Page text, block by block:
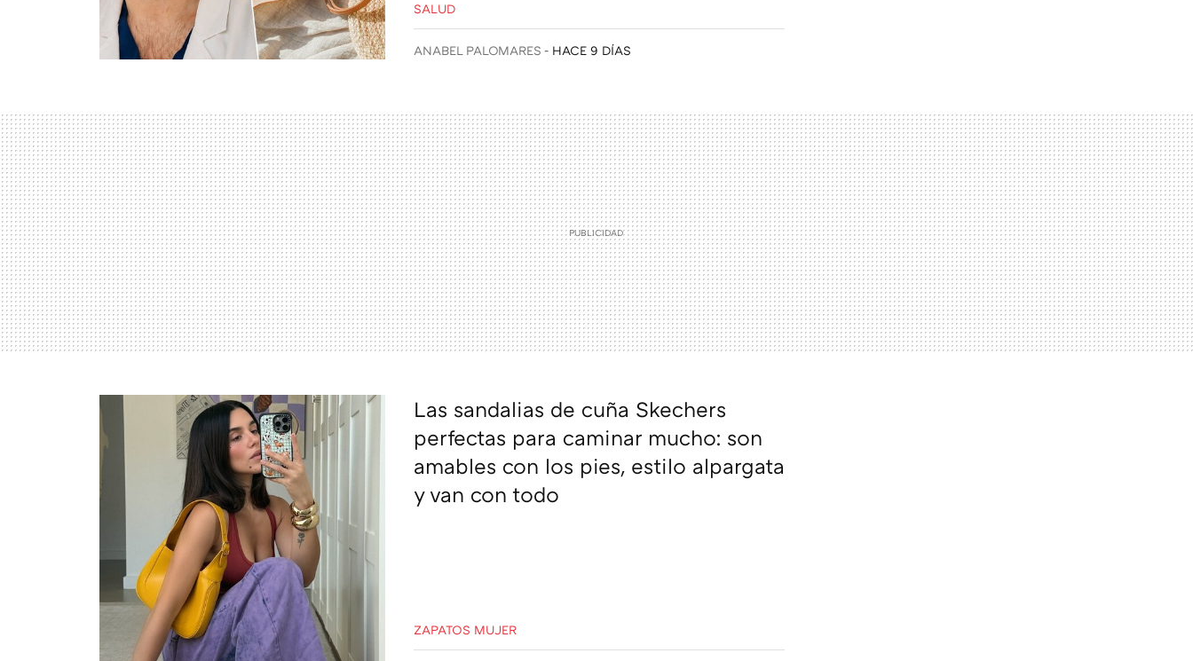
SALUD
ANABEL PALOMARES HACE 9 DÍAS
Las sandalias de cuña Skechers
perfectas para caminar mucho: son
amables con los pies, estilo alpargata
y van con todo
ZAPATOS MUJER